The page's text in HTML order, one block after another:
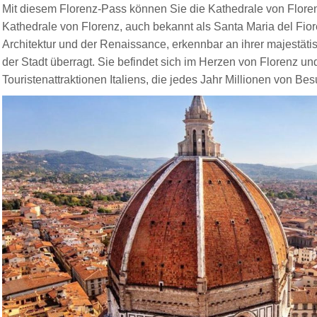
Mit diesem Florenz-Pass können Sie die Kathedrale von
Kathedrale von Florenz, auch bekannt als Santa Maria del
Architektur und der Renaissance, erkennbar an ihrer
der Stadt überragt. Sie befindet sich im Herzen von Florenz
Touristenattraktionen Italiens, die jedes Jahr Millionen von